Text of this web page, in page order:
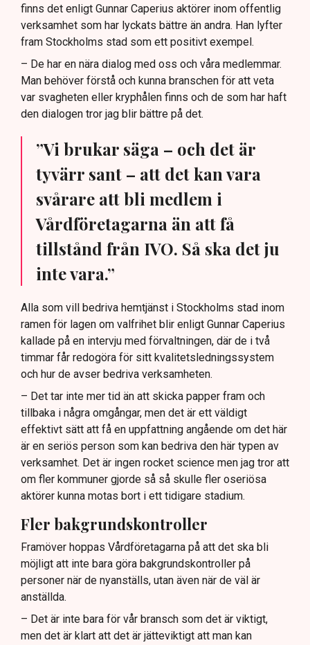
finns det enligt Gunnar Caperius aktörer inom offentlig
verksamhet som har lyckats bättre än andra. Han lyfter
fram Stockholms stad som ett positivt exempel.
– De har en nära dialog med oss och våra medlemmar.
Man behöver förstå och kunna branschen för att veta
var svagheten eller kryphålen finns och de som har haft
den dialogen tror jag blir bättre på det.
”Vi brukar säga – och det är
tyvärr sant – att det kan vara
svårare att bli medlem i
Vårdföretagarna än att få
tillstånd från IVO. Så ska det ju
inte vara.”
Alla som vill bedriva hemtjänst i Stockholms stad inom
ramen för lagen om valfrihet blir enligt Gunnar Caperius
kallade på en intervju med förvaltningen, där de i två
timmar får redogöra för sitt kvalitetsledningssystem
och hur de avser bedriva verksamheten.
– Det tar inte mer tid än att skicka papper fram och
tillbaka i några omgångar, men det är ett väldigt
effektivt sätt att få en uppfattning angående om det här
är en seriös person som kan bedriva den här typen av
verksamhet. Det är ingen rocket science men jag tror att
om fler kommuner gjorde så så skulle fler oseriösa
aktörer kunna motas bort i ett tidigare stadium.
Fler bakgrundskontroller
Framöver hoppas Vårdföretagarna på att det ska bli
möjligt att inte bara göra bakgrundskontroller på
personer när de nyanställs, utan även när de väl är
anställda.
– Det är inte bara för vår bransch som det är viktigt,
men det är klart att det är jätteviktigt att man kan